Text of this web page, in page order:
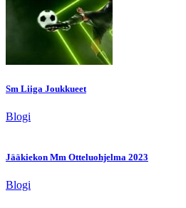
Sm Liiga Joukkueet
Blogi
Jääkiekon Mm Otteluohjelma 2023
Blogi